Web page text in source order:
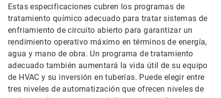
Estas especificaciones cubren los programas de
tratamiento químico adecuado para tratar sistemas de
enfriamiento de circuito abierto para garantizar un
rendimiento operativo máximo en términos de energía,
agua y mano de obra. Un programa de tratamiento
adecuado también aumentará la vida útil de su equipo
de HVAC y su inversión en tuberías. Puede elegir entre
tres niveles de automatización que ofrecen niveles de